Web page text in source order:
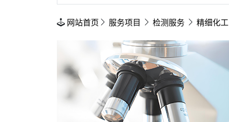
网站首页 服务项目 检测服务 精细化工